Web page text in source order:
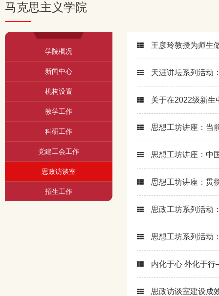
马克思主义学院
学院概况
新闻中心
机构设置
教学工作
科研工作
党建工会工作
思政访谈室
招生工作
王彦玲教授为师生
天涯讲坛系列活动
关于在2022级新生
思想工坊讲座：当
思想工坊讲座：中
思想工坊讲座：贯
思政工坊系列活动
思想工坊系列活动
内化于心 外化于
思政访谈室建设成